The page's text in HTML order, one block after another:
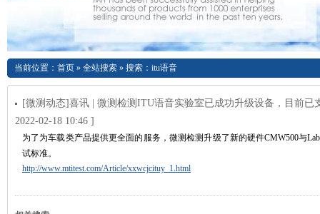
当前位置： 首页 » 全站搜索 » 搜索：itu语音
[微测动态]喜讯 | 微测检测ITU语音实验室已成功升级设备，目前已
2022-02-18 10:46 ]
为了为车载类产品提供更全面的服务，微测检测升级了新的硬件CMW500与
试标准。
http://www.mtitest.com/Article/xxwcjcituy_1.html